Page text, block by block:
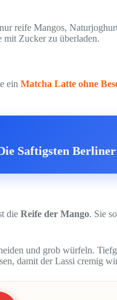
reife Mangos,
mit Zucker zu überladen.
ein Matcha Latte ohne
Saftigsten
die Reife der Mango. Sie
und grob würfeln.
damit der Lassi cremig